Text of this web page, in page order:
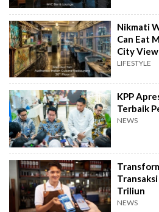
Nikmati
Can Eat
City
Jakarta
LIFESTYLE
KPP
Terbaik
NEWS
Transaksi
Triliun
NEWS